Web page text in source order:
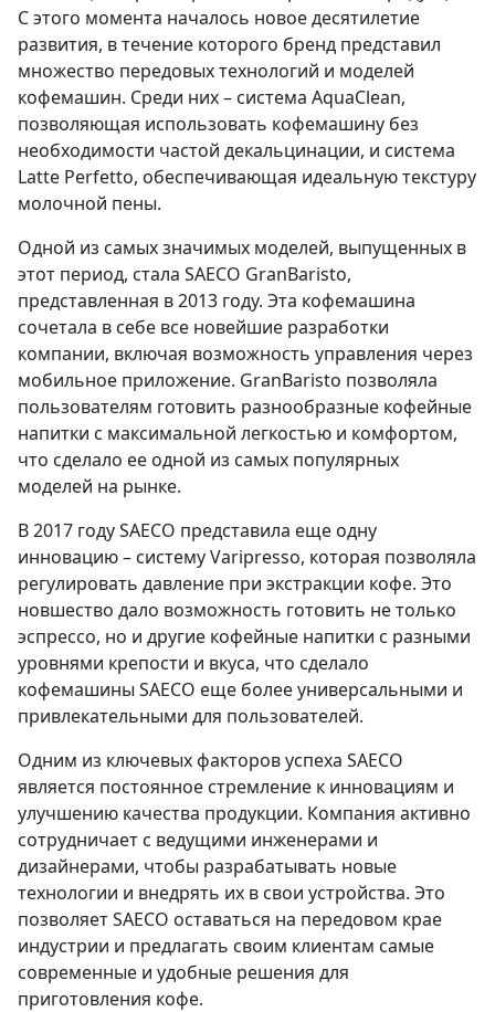
С этого момента началось новое десятилетие
развития, в течение которого бренд представил
множество передовых технологий и моделей
кофемашин. Среди них – система AquaClean,
позволяющая использовать кофемашину без
необходимости частой декальцинации, и система
Latte Perfetto, обеспечивающая идеальную текстуру
молочной пены.
Одной из самых значимых моделей, выпущенных в
этот период, стала SAECO GranBaristo,
представленная в 2013 году. Эта кофемашина
сочетала в себе все новейшие разработки
компании, включая возможность управления через
мобильное приложение. GranBaristo позволяла
пользователям готовить разнообразные кофейные
напитки с максимальной легкостью и комфортом,
что сделало ее одной из самых популярных
моделей на рынке.
В 2017 году SAECO представила еще одну
инновацию – систему Varipresso, которая позволяла
регулировать давление при экстракции кофе. Это
новшество дало возможность готовить не только
эспрессо, но и другие кофейные напитки с разными
уровнями крепости и вкуса, что сделало
кофемашины SAECO еще более универсальными и
привлекательными для пользователей.
Одним из ключевых факторов успеха SAECO
является постоянное стремление к инновациям и
улучшению качества продукции. Компания активно
сотрудничает с ведущими инженерами и
дизайнерами, чтобы разрабатывать новые
технологии и внедрять их в свои устройства. Это
позволяет SAECO оставаться на передовом крае
индустрии и предлагать своим клиентам самые
современные и удобные решения для
приготовления кофе.